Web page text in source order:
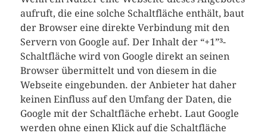
aufruft, die eine solche Schaltfläche enthält, baut
der Browser eine direkte Verbindung mit den
Servern von Google auf. Der Inhalt der “+1”³-
Schaltfläche wird von Google direkt an seinen
Browser übermittelt und von diesem in die
Webseite eingebunden. der Anbieter hat daher
keinen Einfluss auf den Umfang der Daten, die
Google mit der Schaltfläche erhebt. Laut Google
werden ohne einen Klick auf die Schaltfläche